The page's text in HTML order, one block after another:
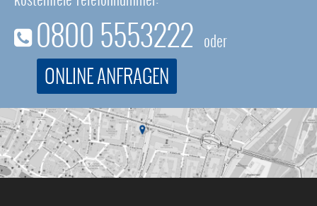
0800 5553222 oder
ONLINE ANFRAGEN